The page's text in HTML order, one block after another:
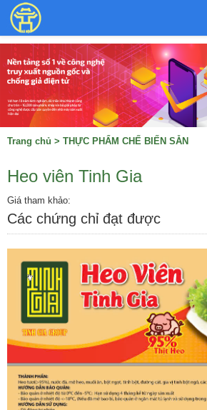
Trang chủ > THỰC PHẨM CHẾ BIẾN SẴN
Heo viên Tinh Gia
Giá tham khảo:
Các chứng chỉ đạt được